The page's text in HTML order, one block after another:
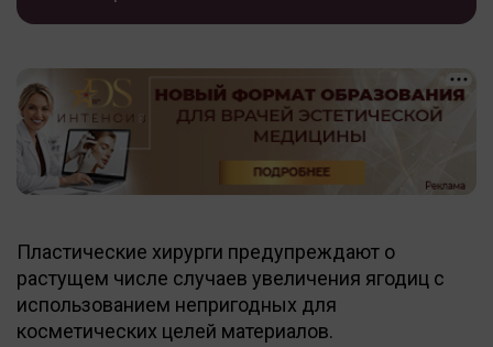
Пластические хирурги предупреждают о
растущем числе случаев увеличения ягодиц с
использованием непригодных для
косметических целей материалов.